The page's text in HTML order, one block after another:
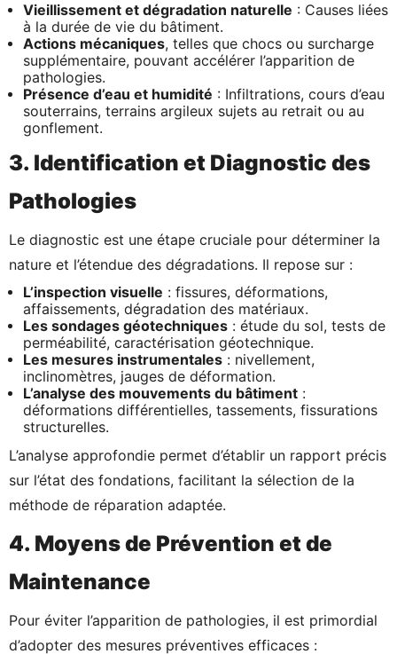
Vieillissement et dégradation naturelle : Causes liées
à la durée de vie du bâtiment.
Actions mécaniques, telles que chocs ou surcharge
supplémentaire, pouvant accélérer l’apparition de
pathologies.
Présence d’eau et humidité : Infiltrations, cours d’eau
souterrains, terrains argileux sujets au retrait ou au
gonflement.
3. Identification et Diagnostic des
Pathologies
Le diagnostic est une étape cruciale pour déterminer la
nature et l’étendue des dégradations. Il repose sur :
L’inspection visuelle : fissures, déformations,
affaissements, dégradation des matériaux.
Les sondages géotechniques : étude du sol, tests de
perméabilité, caractérisation géotechnique.
Les mesures instrumentales : nivellement,
inclinomètres, jauges de déformation.
L’analyse des mouvements du bâtiment :
déformations différentielles, tassements, fissurations
structurelles.
L’analyse approfondie permet d’établir un rapport précis
sur l’état des fondations, facilitant la sélection de la
méthode de réparation adaptée.
4. Moyens de Prévention et de
Maintenance
Pour éviter l’apparition de pathologies, il est primordial
d’adopter des mesures préventives efficaces :